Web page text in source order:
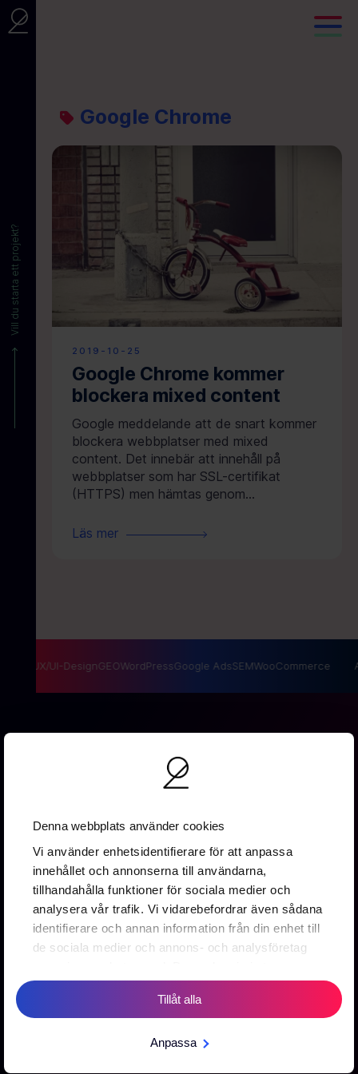
Denna webbplats använder cookies
Vi använder enhetsidentifierare för att anpassa
innehållet och annonserna till användarna,
tillhandahålla funktioner för sociala medier och
analysera vår trafik. Vi vidarebefordrar även sådana
identifierare och annan information från din enhet till
de sociala medier och annons- och analysföretag
kombinera informationen med annan information
som du har tillhandahållit eller som de har samlat in
Tillåt alla
Anpassa
Vill du starta ett projekt?
Google Chrome
2019-10-25
Google Chrome kommer
blockera mixed content
Google meddelande att de snart kommer
blockera webbplatser med mixed
content. Det innebär att innehåll på
webbplatser som har SSL-certifikat
(HTTPS) men hämtas genom...
Läs mer
UX/UI-DesignGEOWordPressGoogle AdsSEMWooCommerce
411 16 Göteborg
0737 16 67 88
info@2creative.se
Prenumerera på vårt nyhetsbrev